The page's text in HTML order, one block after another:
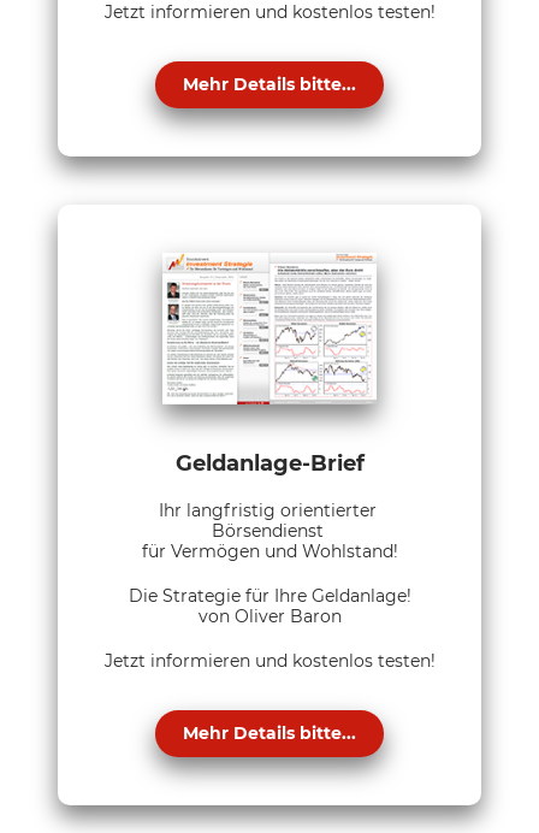
Jetzt informieren und kostenlos testen!
Mehr Details bitte...
Geldanlage-Brief
Ihr langfristig orientierter
Börsendienst
für Vermögen und Wohlstand!
Die Strategie für Ihre Geldanlage!
von Oliver Baron
Jetzt informieren und kostenlos testen!
Mehr Details bitte...